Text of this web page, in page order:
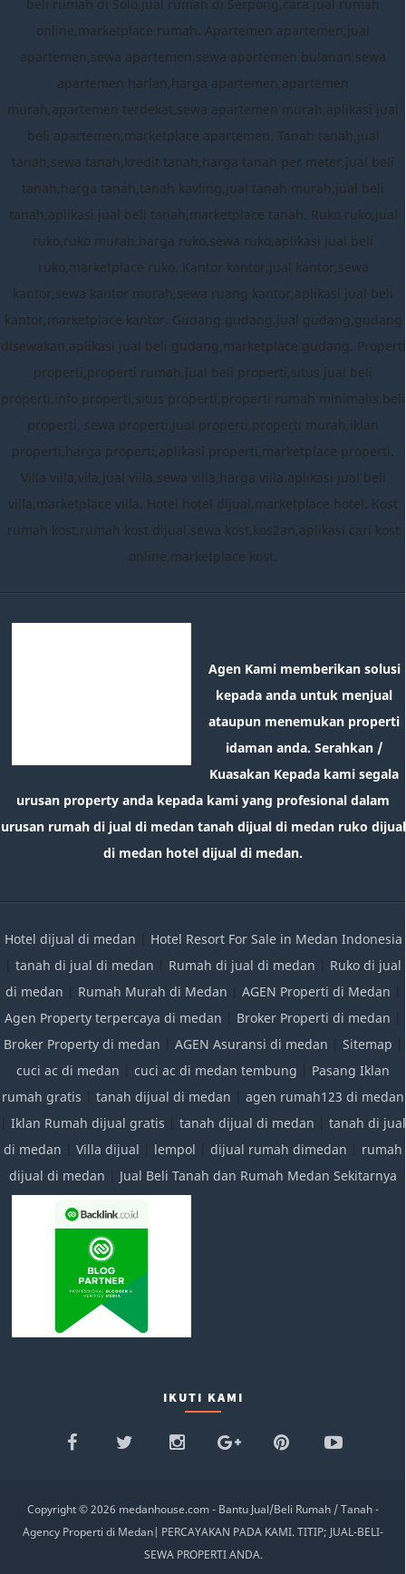
beli rumah di Solo,jual rumah di Serpong,cara jual rumah
online,marketplace rumah. Apartemen apartemen,jual
apartemen,sewa apartemen,sewa apartemen bulanan,sewa
apartemen harian,harga apartemen,apartemen
murah,apartemen terdekat,sewa apartemen murah,aplikasi jual
beli apartemen,marketplace apartemen. Tanah tanah,jual
tanah,sewa tanah,kredit tanah,harga tanah per meter,jual beli
tanah,harga tanah,tanah kavling,jual tanah murah,jual beli
tanah,aplikasi jual beli tanah,marketplace tanah. Ruko ruko,jual
ruko,ruko murah,harga ruko,sewa ruko,aplikasi jual beli
ruko,marketplace ruko. Kantor kantor,jual kantor,sewa
kantor,sewa kantor murah,sewa ruang kantor,aplikasi jual beli
kantor,marketplace kantor. Gudang gudang,jual gudang,gudang
disewakan,aplikasi jual beli gudang,marketplace gudang. Properti
properti,properti rumah,jual beli properti,situs jual beli
properti,info properti,situs properti,properti rumah minimalis,beli
properti, sewa properti,jual properti,properti murah,iklan
properti,harga properti,aplikasi properti,marketplace properti.
Villa villa,vila,jual villa,sewa villa,harga villa,aplikasi jual beli
villa,marketplace villa. Hotel hotel dijual,marketplace hotel. Kost
rumah kost,rumah kost dijual,sewa kost,kos2an,aplikasi cari kost
online,marketplace kost.
Agen Kami memberikan solusi
kepada anda untuk menjual
ataupun menemukan properti
idaman anda. Serahkan /
Kuasakan Kepada kami segala
urusan property anda kepada kami yang profesional dalam
urusan rumah di jual di medan tanah dijual di medan ruko dijual
di medan hotel dijual di medan.
Hotel dijual di medan | Hotel Resort For Sale in Medan Indonesia
| tanah di jual di medan | Rumah di jual di medan | Ruko di jual
di medan | Rumah Murah di Medan | AGEN Properti di Medan |
Agen Property terpercaya di medan | Broker Properti di medan |
Broker Property di medan | AGEN Asuransi di medan | Sitemap |
cuci ac di medan | cuci ac di medan tembung | Pasang Iklan
rumah gratis | tanah dijual di medan | agen rumah123 di medan
| Iklan Rumah dijual gratis | tanah dijual di medan | tanah di jual
di medan | Villa dijual | lempol | dijual rumah dimedan | rumah
dijual di medan | Jual Beli Tanah dan Rumah Medan Sekitarnya
IKUTI KAMI
Copyright ©2026 medanhouse.com - Bantu Jual/Beli Rumah / Tanah -
Agency Properti di Medan| PERCAYAKAN PADA KAMI. TITIP; JUAL-BELI-
SEWA PROPERTI ANDA.